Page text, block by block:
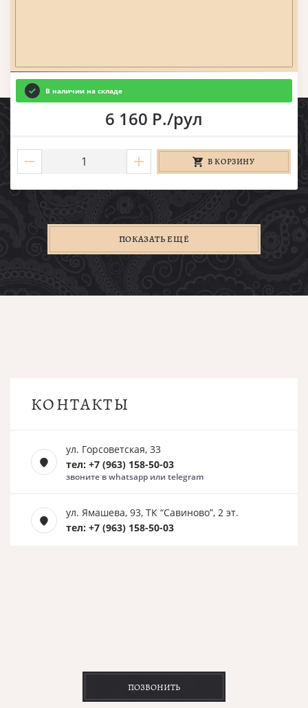
В наличии на складе
6 160 Р./рул
В КОРЗИНУ
ПОКАЗАТЬ ЕЩЁ
КОНТАКТЫ
ул. Горсоветская, 33
тел: +7 (963) 158-50-03
звоните в whatsapp или telegram
ул. Ямашева, 93, ТК “Савиново”, 2 эт.
тел: +7 (963) 158-50-03
ПОЗВОНИТЬ